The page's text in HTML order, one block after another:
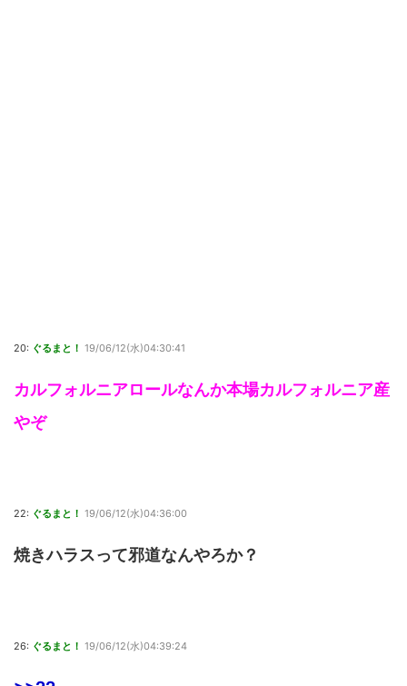
20: ぐるまと！ 19/06/12(水)04:30:41
カルフォルニアロールなんか本場カルフォルニア産
やぞ
22: ぐるまと！ 19/06/12(水)04:36:00
焼きハラスって邪道なんやろか？
26: ぐるまと！ 19/06/12(水)04:39:24